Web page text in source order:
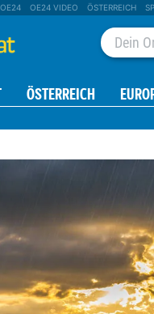
OE24 OE24 VIDEO ÖSTERREICH
ÖSTERREICH